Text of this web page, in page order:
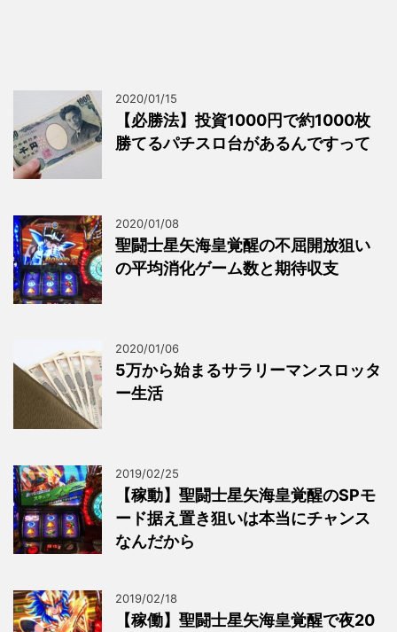
2020/01/15
【必勝法】投資1000円で約1000枚
勝てるパチスロ台があるんですって
2020/01/08
聖闘士星矢海皇覚醒の不屈開放狙い
の平均消化ゲーム数と期待収支
2020/01/06
5万から始まるサラリーマンスロッタ
ー生活
2019/02/25
【稼動】聖闘士星矢海皇覚醒のSPモ
ード据え置き狙いは本当にチャンス
なんだから
2019/02/18
【稼働】聖闘士星矢海皇覚醒で夜20